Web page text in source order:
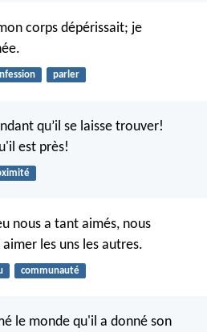
corps dépérissait; je
parler
qu’il se laisse trouver!
est près!
nous a tant aimés, nous
les uns les autres.
communauté
le monde qu'il a donné son